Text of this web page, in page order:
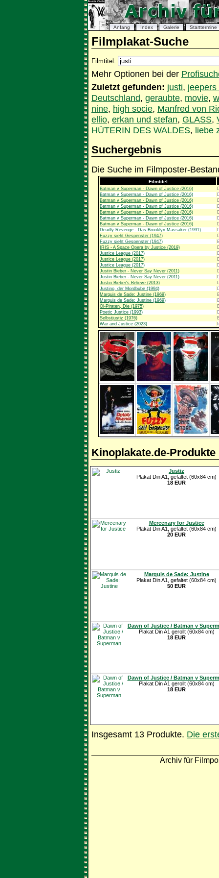
Anfang Index Galerie Starttermine
Filmplakat-Suche
Filmtitel:
Mehr Optionen bei der
Zuletzt gefunden: justi,
Deutschland, geraubte, movie,
nine, high socie, Manfred von
ellio, erkan und stefan, GLASS,
HÜTERIN DES WALDES, liebe
Suchergebnis
Die Suche im Filmposter-
Filmtitel
Batman v Superman - Dawn of Justice (2016)
Batman v Superman - Dawn of Justice (2016)
Batman v Superman - Dawn of Justice (2016)
Batman v Superman - Dawn of Justice (2016)
Batman v Superman - Dawn of Justice (2016)
Batman v Superman - Dawn of Justice (2016)
Batman v Superman - Dawn of Justice (2016)
Deadly Revenge - Das Brooklyn Massaker (1991)
Fuzzy sieht Gespenster (1947)
Fuzzy sieht Gespenster (1947)
IRIS - A Space Opera by Justice (2019)
Justice League (2017)
Justice League (2017)
Justice League (2017)
Justin Bieber - Never Say Never (2011)
Justin Bieber - Never Say Never (2011)
Justin Bieber's Believe (2013)
Justino, der Mordbube (1994)
Marquis de Sade: Justine (1969)
Marquis de Sade: Justine (1969)
Öl-Piraten, Die (1975)
Poetic Justice (1993)
Selbstjustiz (1976)
War and Justice (2023)
Kinoplakate.de-Produkte
Justiz
Plakat Din A1, gefaltet (60x84 cm)
18 EUR
Mercenary for Justice
Plakat Din A1, gefaltet (60x84 cm)
20 EUR
Marquis de Sade: Justine
Plakat Din A1, gefaltet (60x84 cm)
50 EUR
Dawn of Justice / Batman v
Plakat Din A1 gerollt (60x84 cm)
18 EUR
Dawn of Justice / Batman v
Plakat Din A1 gerollt (60x84 cm)
18 EUR
Insgesamt 13 Produkte. Die
Archiv für